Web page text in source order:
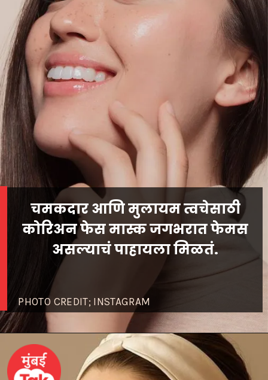
PHOTO CREDIT; INSTAGRAM
चमकदार आणि मुलायम त्वचेसाठी
कोरिअन फेस मास्क जगभरात फेमस